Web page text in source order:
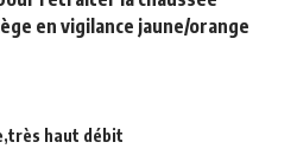
en vigilance jaune/orange
très haut débit